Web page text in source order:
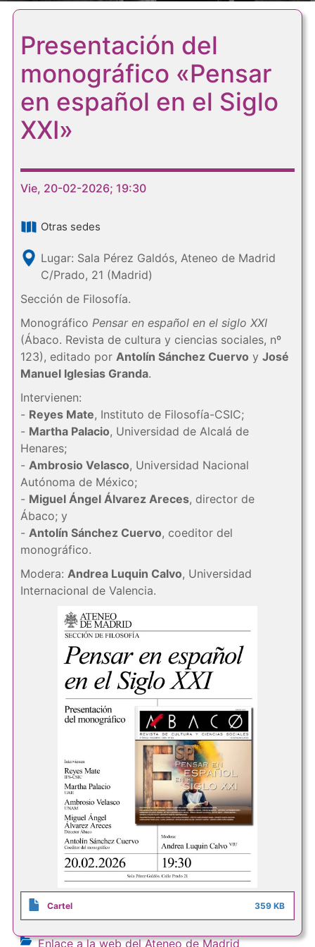
Presentación del
monográfico «Pensar
en español en el Siglo
XXI»
Vie, 20-02-2026; 19:30
Otras sedes
Lugar: Sala Pérez Galdós, Ateneo de Madrid
C/Prado, 21 (Madrid)
Sección de Filosofía.
Monográfico Pensar en español en el siglo XXI
(Ábaco. Revista de cultura y ciencias sociales, nº
123), editado por Antolín Sánchez Cuervo y José
Manuel Iglesias Granda.
Intervienen:
- Reyes Mate, Instituto de Filosofía-CSIC;
- Martha Palacio, Universidad de Alcalá de
Henares;
- Ambrosio Velasco, Universidad Nacional
Autónoma de México;
- Miguel Ángel Álvarez Areces, director de
Ábaco; y
- Antolín Sánchez Cuervo, coeditor del
monográfico.
Modera: Andrea Luquin Calvo, Universidad
Internacional de Valencia.
Cartel 359 KB
Enlace a la web del Ateneo de Madrid